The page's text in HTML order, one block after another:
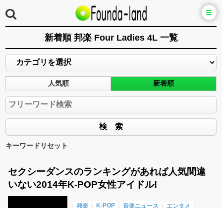
新着順 邦楽 Four Ladies 4L 一覧
人気順 新着順
キーワードリセット
セクシーダンスのランキングがあれば人気間違
いない2014年K-POP女性アイドル!
邦楽 K-POP 音楽ニュース エンタメ